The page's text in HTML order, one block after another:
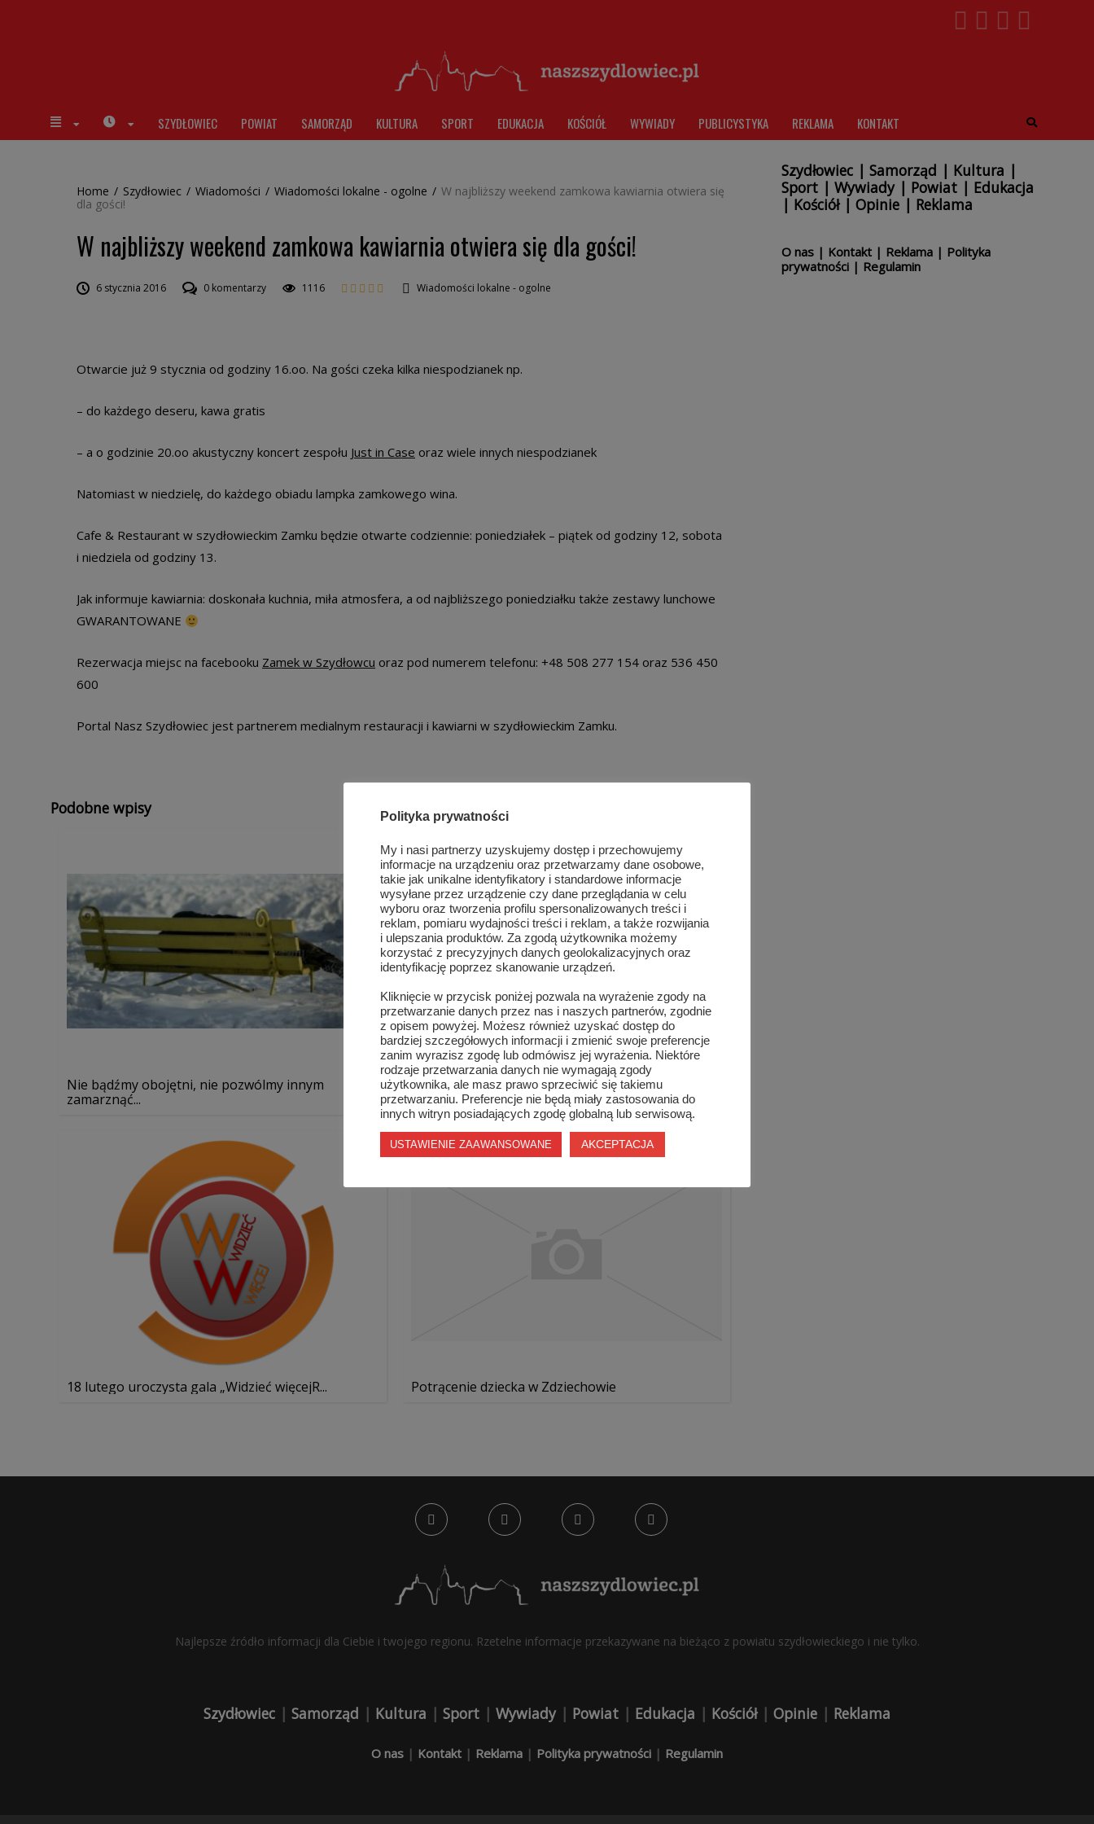
SZYDŁOWIEC POWIAT SAMORZĄD KULTURA SPORT EDUKACJA KOŚCIÓŁ WYWIADY PUBLICYSTYKA REKLAMA KONTAKT
Home / Szydłowiec / Wiadomości / Wiadomości lokalne - ogolne / W najbliższy weekend zamkowa kawiarnia otwiera się
dla gości!
W najbliższy weekend zamkowa kawiarnia otwiera się dla gości!
6 stycznia 2016 0 komentarzy 1116 Wiadomości lokalne - ogolne
Otwarcie już 9 stycznia od godziny 16.oo. Na gości czeka kilka niespodzianek np.
– do każdego deseru, kawa gratis
– a o godzinie 20.oo akustyczny koncert zespołu Just in Case oraz wiele innych niespodzianek
Natomiast w niedzielę, do każdego obiadu lampka zamkowego wina.
Cafe & Restaurant w szydłowieckim Zamku będzie otwarte codziennie: poniedziałek – piątek od godziny 12, sobota
i niedziela od godziny 13.
Jak informuje kawiarnia: doskonała kuchnia, miła atmosfera, a od najbliższego poniedziałku także zestawy lunchowe
GWARANTOWANE
Rezerwacja miejsc na facebooku Zamek w Szydłowcu oraz pod numerem telefonu: +48 508 277 154 oraz 536 450
600
Portal Nasz Szydłowiec jest partnerem medialnym restauracji i kawiarni w szydłowieckim Zamku.
Podobne wpisy
Nie bądźmy obojętni, nie pozwólmy innym
zamarznąć...
Piaskowiec Szydłowiecki w natarciu!
18 lutego uroczysta gala „Widzieć więcejR... Potrącenie dziecka w Zdziechowie
Szydłowiec| Samorząd | Kultura |
Sport| Wywiady| Powiat| Edukacja
| Kościół| Opinie| Reklama
O nas| Kontakt| Reklama| Polityka
prywatności| Regulamin
Najlepsze źródło informacji dla Ciebie i twojego regionu. Rzetelne informacje przekazywane na bieżąco z powiatu szydłowieckiego i nie tylko.
Szydłowiec | Samorząd | Kultura | Sport | Wywiady| Powiat | Edukacja | Kościół| Opinie | Reklama
O nas | Kontakt | Reklama | Polityka prywatności | Regulamin
Polityka prywatności
My i nasi partnerzy uzyskujemy dostęp i przechowujemy
informacje na urządzeniu oraz przetwarzamy dane osobowe,
takie jak unikalne identyfikatory i standardowe informacje
wysyłane przez urządzenie czy dane przeglądania w celu
wyboru oraz tworzenia profilu spersonalizowanych treści i
reklam, pomiaru wydajności treści i reklam, a także rozwijania
i ulepszania produktów. Za zgodą użytkownika możemy
korzystać z precyzyjnych danych geolokalizacyjnych oraz
identyfikację poprzez skanowanie urządzeń.
Kliknięcie w przycisk poniżej pozwala na wyrażenie zgody na
przetwarzanie danych przez nas i naszych partnerów, zgodnie
z opisem powyżej. Możesz również uzyskać dostęp do
bardziej szczegółowych informacji i zmienić swoje preferencje
zanim wyrazisz zgodę lub odmówisz jej wyrażenia. Niektóre
rodzaje przetwarzania danych nie wymagają zgody
użytkownika, ale masz prawo sprzeciwić się takiemu
przetwarzaniu. Preferencje nie będą miały zastosowania do
innych witryn posiadających zgodę globalną lub serwisową.
USTAWIENIE ZAAWANSOWANE AKCEPTACJA